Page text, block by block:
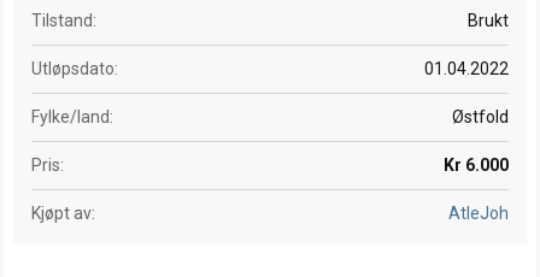
Tilstand Brukt
Utløpsdato 01.04.2022
Fylke/land Østfold
Pris Kr 6.000
Kjøpt av AtleJoh